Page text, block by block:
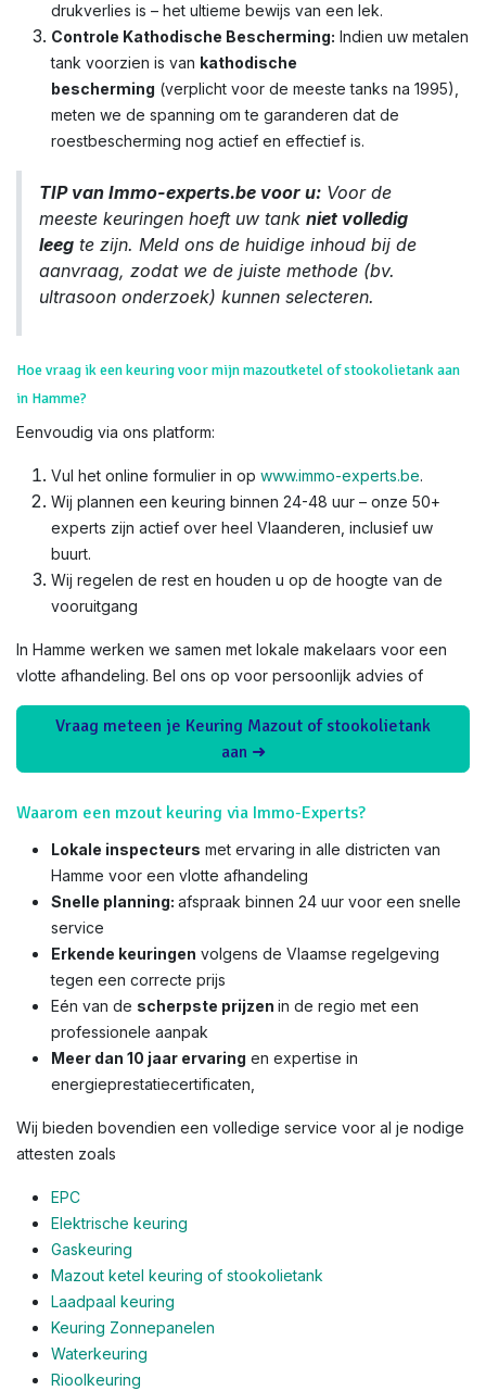
drukverlies is – het ultieme bewijs van een lek.
Controle Kathodische Bescherming: Indien uw metalen
tank voorzien is van kathodische
bescherming (verplicht voor de meeste tanks na 1995),
meten we de spanning om te garanderen dat de
roestbescherming nog actief en effectief is.
TIP van Immo-experts.be voor u: Voor de
meeste keuringen hoeft uw tank niet volledig
leeg te zijn. Meld ons de huidige inhoud bij de
aanvraag, zodat we de juiste methode (bv.
ultrasoon onderzoek) kunnen selecteren.
Hoe vraag ik een keuring voor mijn mazoutketel of stookolietank aan
in Hamme?
Eenvoudig via ons platform:
Vul het online formulier in op www.immo-experts.be.
Wij plannen een keuring binnen 24-48 uur – onze 50+
experts zijn actief over heel Vlaanderen, inclusief uw
buurt.
Wij regelen de rest en houden u op de hoogte van de
vooruitgang
In Hamme werken we samen met lokale makelaars voor een
vlotte afhandeling. Bel ons op voor persoonlijk advies of
Vraag meteen je Keuring Mazout of stookolietank
aan ➜
Waarom een mzout keuring via Immo-Experts?
Lokale inspecteurs met ervaring in alle districten van
Hamme voor een vlotte afhandeling
Snelle planning: afspraak binnen 24 uur voor een snelle
service
Erkende keuringen volgens de Vlaamse regelgeving
tegen een correcte prijs
Eén van de scherpste prijzen in de regio met een
professionele aanpak
Meer dan 10 jaar ervaring en expertise in
energieprestatiecertificaten,
Wij bieden bovendien een volledige service voor al je nodige
attesten zoals
EPC
Elektrische keuring
Gaskeuring
Mazout ketel keuring of stookolietank
Laadpaal keuring
Keuring Zonnepanelen
Waterkeuring
Rioolkeuring